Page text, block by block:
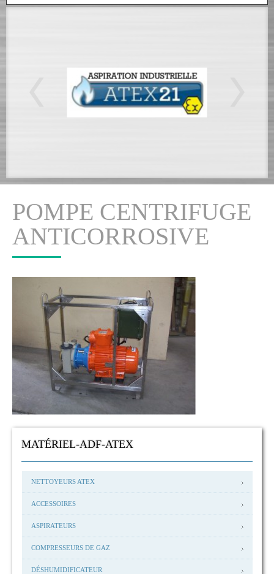
POMPE CENTRIFUGE
ANTICORROSIVE
MATÉRIEL-ADF-ATEX
NETTOYEURS ATEX
ACCESSOIRES
ASPIRATEURS
COMPRESSEURS DE GAZ
DÉSHUMIDIFICATEUR